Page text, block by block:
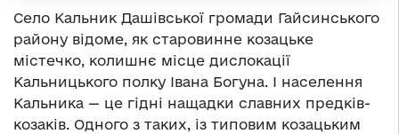
Село Кальник Дашівської громади Гайсинського
району відоме, як старовинне козацьке
містечко, колишнє місце дислокації
Кальницького полку Івана Богуна. І населення
Кальника — це гідні нащадки славних предків-
козаків. Одного з таких, із типовим козацьким